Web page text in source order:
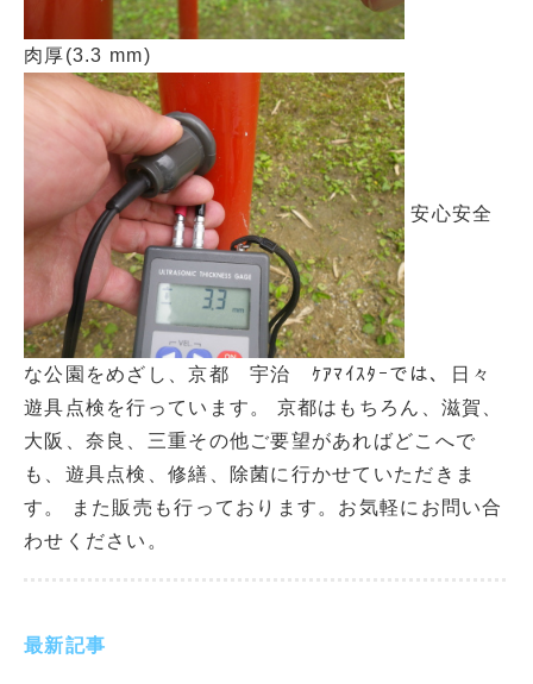
最新記事
肉厚(3.3 mm)
安心安全
な公園をめざし、京都 宇治 ｹｱﾏｲｽﾀｰでは、日々
遊具点検を行っています。 京都はもちろん、滋賀、
大阪、奈良、三重その他ご要望があればどこへで
も、遊具点検、修繕、除菌に行かせていただきま
す。 また販売も行っております。お気軽にお問い合
わせください。